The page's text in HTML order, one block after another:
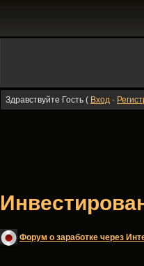
Здравствуйте Гость ( Вход ·
Форум о заработке через